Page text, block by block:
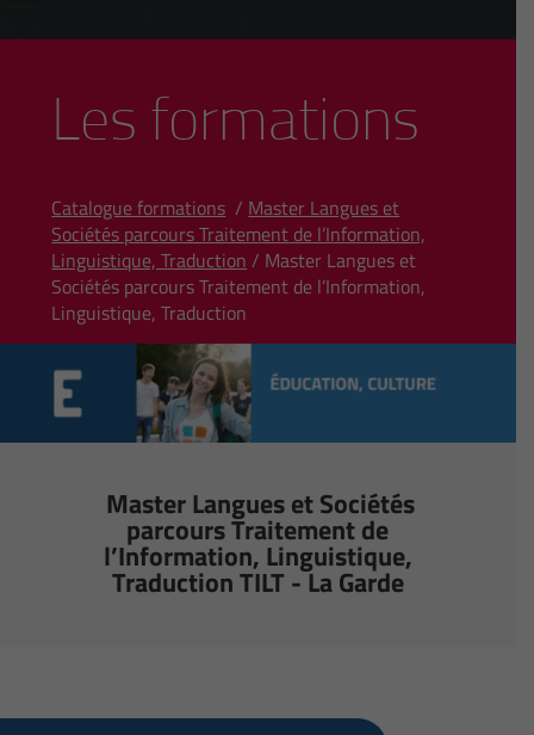
Les formations
Catalogue formations / Master Langues et
Sociétés parcours Traitement de l’Information,
Linguistique, Traduction / Master Langues et
Sociétés parcours Traitement de l’Information,
Linguistique, Traduction
Master Langues et Sociétés
parcours Traitement de
l’Information, Linguistique,
Traduction TILT - La Garde